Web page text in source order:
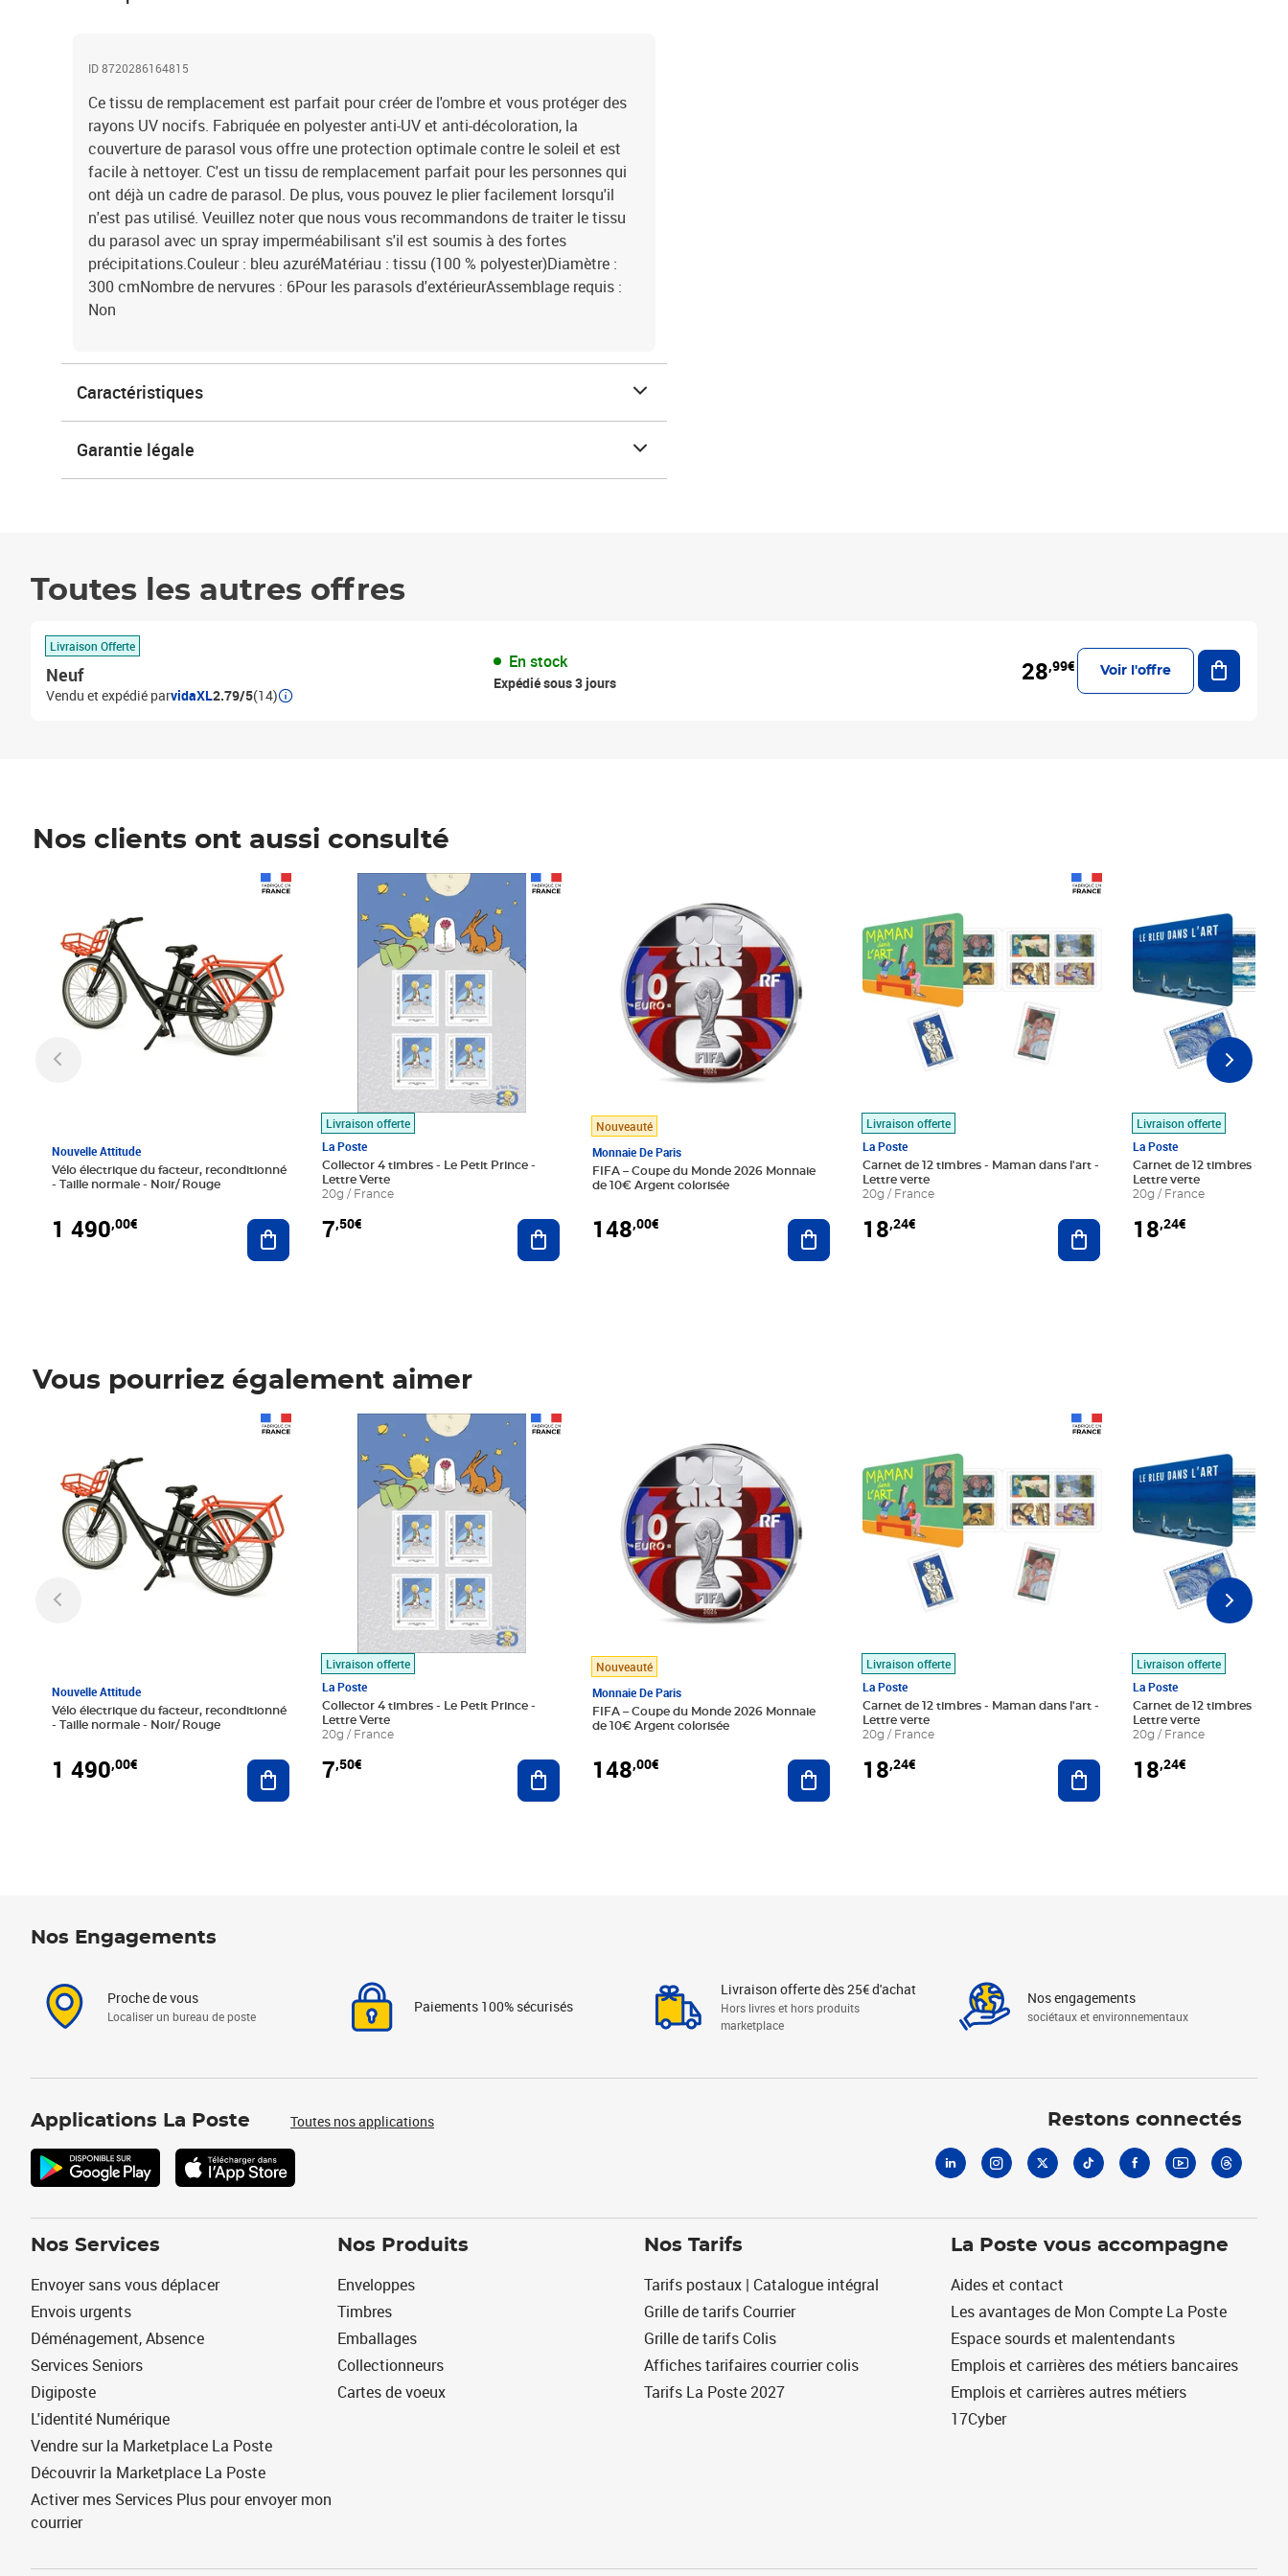
ID 8720286164815
Ce tissu de remplacement est parfait pour créer de l'ombre et vous protéger des
rayons UV nocifs. Fabriquée en polyester anti-UV et anti-décoloration, la
couverture de parasol vous offre une protection optimale contre le soleil et est
facile à nettoyer. C'est un tissu de remplacement parfait pour les personnes qui
ont déjà un cadre de parasol. De plus, vous pouvez le plier facilement lorsqu'il
n'est pas utilisé. Veuillez noter que nous vous recommandons de traiter le tissu
du parasol avec un spray imperméabilisant s'il est soumis à des fortes
précipitations.Couleur : bleu azuréMatériau : tissu (100 % polyester)Diamètre :
300 cmNombre de nervures : 6Pour les parasols d'extérieurAssemblage requis :
Non
Caractéristiques
Garantie légale
Toutes les autres offres
Livraison Offerte
Neuf
Vendu et expédié parvidaXL2.79/5(14)
En stock
Expédié sous 3 jours 28,99€ Voir l'offre
Ajouter
Nos clients ont aussi consulté
Nouvelle Attitude
Vélo électrique du facteur, reconditionné
- Taille normale - Noir/ Rouge
1 490,00€ Ajouter au panier
Livraison offerte
La Poste
Collector 4 timbres - Le Petit Prince -
Lettre Verte
20g / France
7,50€
Prix 7,50€
Ajouter au panier
Nouveauté
Monnaie De Paris
FIFA – Coupe du Monde 2026 Monnaie
de 10€ Argent colorisée
148,00€ Ajouter au panier
Livraison offerte
La Poste
Carnet de 12 timbres - Maman dans l'art -
Lettre verte
20g / France
18,24€ Ajouter au panier
Livraison offerte
La Poste
Carnet de 12 timbres - Le
Lettre verte
20g / France
18,24€
Vous pourriez également aimer
Nouvelle Attitude
Vélo électrique du facteur, reconditionné
- Taille normale - Noir/ Rouge
1 490,00€ Ajouter au panier
Livraison offerte
La Poste
Collector 4 timbres - Le Petit Prince -
Lettre Verte
20g / France
7,50€
Prix 7,50€
Ajouter au panier
Nouveauté
Monnaie De Paris
FIFA – Coupe du Monde 2026 Monnaie
de 10€ Argent colorisée
148,00€ Ajouter au panier
Livraison offerte
La Poste
Carnet de 12 timbres - Maman dans l'art -
Lettre verte
20g / France
18,24€ Ajouter au panier
Livraison offerte
La Poste
Carnet de 12 timbres - Le
Lettre verte
20g / France
18,24€
Nos Engagements
Proche de vous
Localiser un bureau de poste
Paiements 100% sécurisés
Livraison offerte dès 25€ d'achat
Hors livres et hors produits
marketplace
Nos engagements
sociétaux et environnementaux
Applications La Poste Toutes nos applications Restons connectés
Nos Services
Envoyer sans vous déplacer
Envois urgents
Déménagement, Absence
Services Seniors
Digiposte
L'identité Numérique
Vendre sur la Marketplace La Poste
Découvrir la Marketplace La Poste
Activer mes Services Plus pour envoyer mon
courrier
Nos Produits
Enveloppes
Timbres
Emballages
Collectionneurs
Cartes de voeux
Nos Tarifs
Tarifs postaux | Catalogue intégral
Grille de tarifs Courrier
Grille de tarifs Colis
Affiches tarifaires courrier colis
Tarifs La Poste 2027
La Poste vous accompagne
Aides et contact
Les avantages de Mon Compte La Poste
Espace sourds et malentendants
Emplois et carrières des métiers bancaires
Emplois et carrières autres métiers
17Cyber